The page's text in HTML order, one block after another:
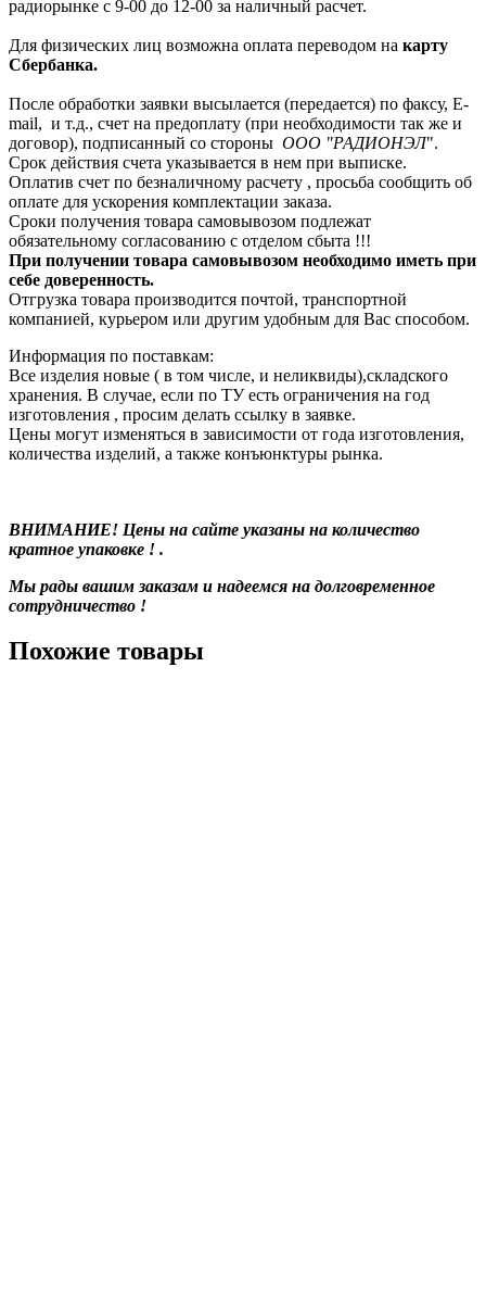
радиорынке с 9-00 до 12-00 за наличный расчет.
Для физических лиц возможна оплата переводом на карту
Сбербанка.
После обработки заявки высылается (передается) по факсу, E-
mail, и т.д., счет на предоплату (при необходимости так же и
договор), подписанный со стороны ООО "РАДИОНЭЛ".
Срок действия счета указывается в нем при выписке.
Оплатив счет по безналичному расчету , просьба сообщить об
оплате для ускорения комплектации заказа.
Сроки получения товара самовывозом подлежат
обязательному согласованию с отделом сбыта !!!
При получении товара самовывозом необходимо иметь при
себе доверенность.
Отгрузка товара производится почтой, транспортной
компанией, курьером или другим удобным для Вас способом.
Информация по поставкам:
Все изделия новые ( в том числе, и неликвиды),складского
хранения. В случае, если по ТУ есть ограничения на год
изготовления , просим делать ссылку в заявке.
Цены могут изменяться в зависимости от года изготовления,
количества изделий, а также конъюнктуры рынка.
ВНИМАНИЕ! Цены на сайте указаны на количество
кратное упаковке ! .
Мы рады вашим заказам и надеемся на долговременное
сотрудничество !
Похожие товары